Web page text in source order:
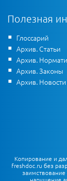
Полезная
Глоссарий
Архив. Статьи
Архив.
Архив. Законы
Архив. Новости
Копирование и
freshdoc.ru без
заимствование
нарушение